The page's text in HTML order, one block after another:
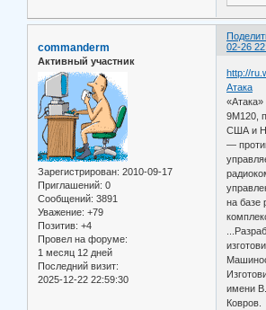
02-26
commanderm
Активный участник
Зарегистрирован: 2010-09-17
Приглашений: 0
Сообщений: 3891
Уважение: +79
Позитив: +4
Провел на форуме:
1 месяц 12 дней
Последний визит:
2025-12-22 22:59:30
http://
Атака
9М120,
США и
—
на базе
имени В.
Ковров.